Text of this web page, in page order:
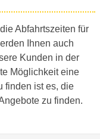
Abfahrtszeiten für
Ihnen auch
Kunden in der
Möglichkeit eine
finden ist es, die
zu finden.